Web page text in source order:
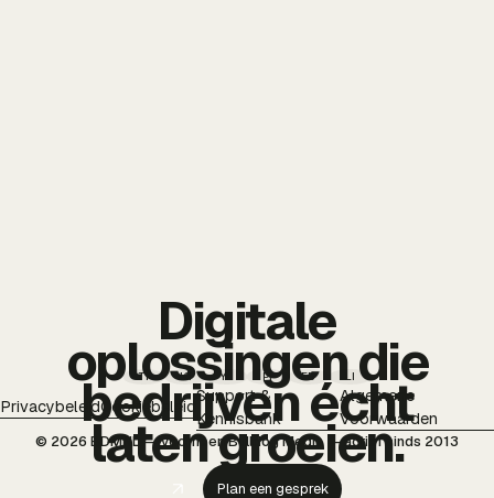
TT IG YT PI FB LI
PrivacybeleidCookiebeleid
Support &
Kennisbank
Algemene
Voorwaarden
© 2026 BDMNL — voorheen Bulldog Media — actief sinds 2013
Digitale
oplossingen die
bedrijven écht
laten groeien.
Plan een gesprek